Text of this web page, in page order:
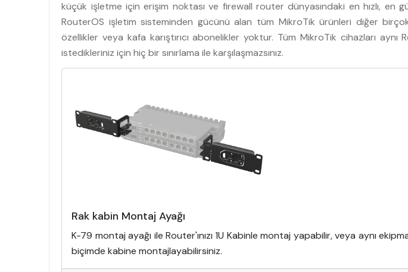
küçük işletme için erişim noktası ve firewall router dünyasındaki en hızlı, en
RouterOS işletim sisteminden gücünü alan tüm MikroTik ürünleri diğer birçok
özellikler veya kafa karıştırıcı abonelikler yoktur. Tüm MikroTik cihazları aynı
istedikleriniz için hiç bir sınırlama ile karşılaşmazsınız.
Rak kabin Montaj Ayağı
K-79 montaj ayağı ile Router'ınızı 1U Kabinle montaj yapabilir, veya aynı
biçimde kabine montajlayabilirsiniz.